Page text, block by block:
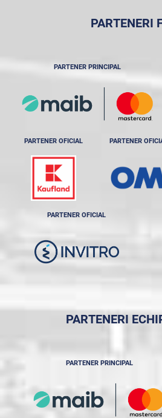
PARTENERI
PARTENER PRINCIPAL
PARTENER OFICIAL PARTENER
PARTENER OFICIAL
PARTENERI
PARTENER PRINCIPAL